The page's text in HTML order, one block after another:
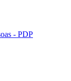
- PDP